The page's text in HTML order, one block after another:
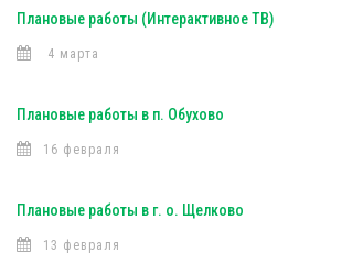
Плановые работы (Интерактивное ТВ)
4 марта
Плановые работы в п. Обухово
16 февраля
Плановые работы в г. о. Щелково
13 февраля